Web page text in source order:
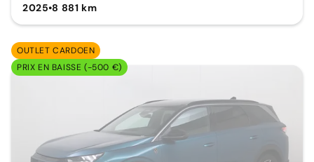
2025•8 881 km
OUTLET CARDOEN
PRIX EN BAISSE (-500 €)